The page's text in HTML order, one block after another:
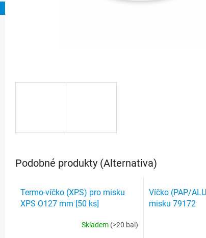
Podobné produkty (Alternativa)
Termo-víčko (XPS) pro misku
XPS O127 mm [50 ks]
Skladem (>20 bal)
Víčko (PAP/
misku 79172